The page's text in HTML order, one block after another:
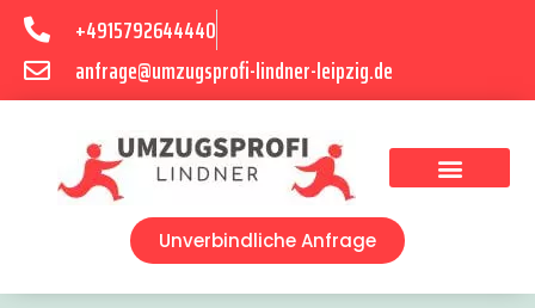
+4915792644440
anfrage@umzugsprofi-lindner-leipzig.de
Unverbindliche Anfrage